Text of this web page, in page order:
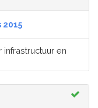
infrastructuur en